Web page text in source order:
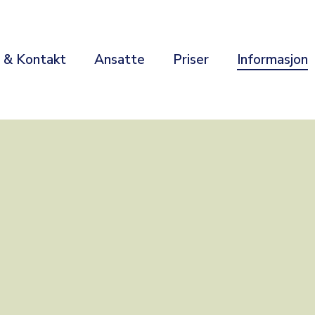
Kontakt Ansatte Priser Informasjon